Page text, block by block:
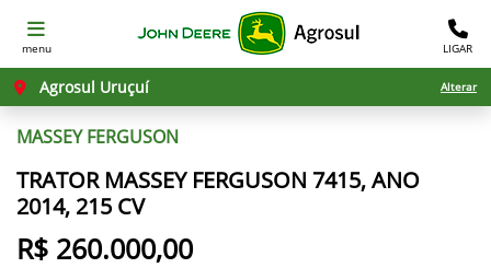
menu LIGAR
Agrosul Uruçuí Alterar
MASSEY FERGUSON
TRATOR MASSEY FERGUSON 7415, ANO
2014, 215 CV
R$ 260.000,00